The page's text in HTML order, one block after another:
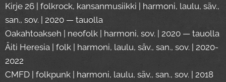
Kirje 26 | folkrock, kansanmusiikki | harmoni, laulu, säv.,
san., sov. | 2020 — tauolla
Oakahtoakseh | neofolk | harmoni, sov. | 2020 — tauolla
Äiti Heresia | folk | harmoni, laulu, säv., san., sov. | 2020-
2022
CMFD | folkpunk | harmoni, laulu, säv., san., sov. | 2018